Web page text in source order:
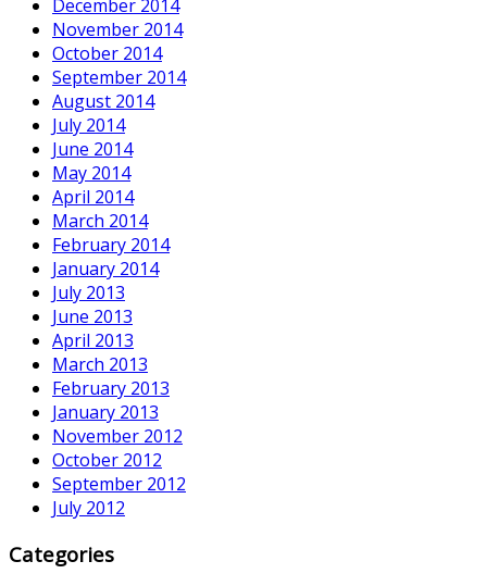
December 2014
November 2014
October 2014
September 2014
August 2014
July 2014
June 2014
May 2014
April 2014
March 2014
February 2014
January 2014
July 2013
June 2013
April 2013
March 2013
February 2013
January 2013
November 2012
October 2012
September 2012
July 2012
Categories